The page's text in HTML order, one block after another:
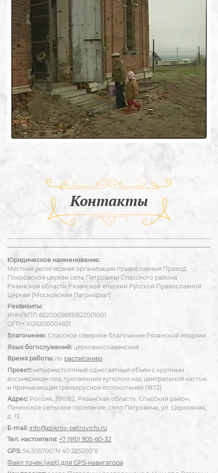
Контакты
Юридическое наименование:
Местная религиозная организация православный Приход
Покровской церкви села Петровичи Спасского района
Рязанской области Рязанской епархии Русской Православной
Церкви (Московский Патриархат)
Реквизиты:
ИНН/КПП 6220005693/622001001
ОГРН 1026200004621
Благочиние: Спасское северное благочиние Рязанской епархии
Язык богослужений: церковнославянский
Время работы: по расписанию
Проект: четырехстолпный односветный объём с крупным
восьмериком под луковичным куполом над центральной частью
и примыкающей трехъярусной колокольней (1872)
Адрес: Россия, 391082, Рязанская область, Спасский район,
Панинское сельское поселение, село Петровичи, ул. Церковная,
д. 13
E-mail: info@pokrov-petrovichi.ru
Тел. настоятеля: +7 (910) 905-60-32
GPS: 54.505700°N 40.225200°E
Файл точек (wpt) для GPS-навигатора